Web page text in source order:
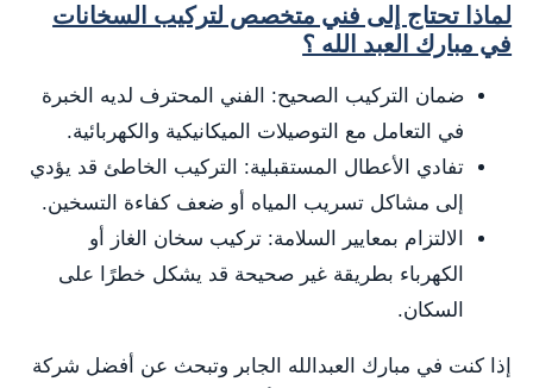
لماذا تحتاج إلى فني متخصص لتركيب السخانات
في مبارك العبد الله ؟
ضمان التركيب الصحيح: الفني المحترف لديه الخبرة
في التعامل مع التوصيلات الميكانيكية والكهربائية.
تفادي الأعطال المستقبلية: التركيب الخاطئ قد يؤدي
إلى مشاكل تسريب المياه أو ضعف كفاءة التسخين.
الالتزام بمعايير السلامة: تركيب سخان الغاز أو
الكهرباء بطريقة غير صحيحة قد يشكل خطرًا على
السكان.
إذا كنت في مبارك العبدالله الجابر وتبحث عن أفضل شركة